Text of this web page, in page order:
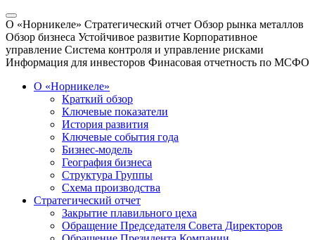
О «Норникеле» Стратегический отчет Обзор рынка металлов
Обзор бизнеса Устойчивое развитие Корпоративное
управление Система контроля и управление рисками
Информация для инвесторов Финасовая отчетность по МСФО
О «Норникеле»
Краткий обзор
Ключевые показатели
История развития
Ключевые события года
Бизнес-модель
География бизнеса
Структура Группы
Схема производства
Стратегический отчет
Закрытие плавильного цеха
Обращение Председателя Совета Директоров